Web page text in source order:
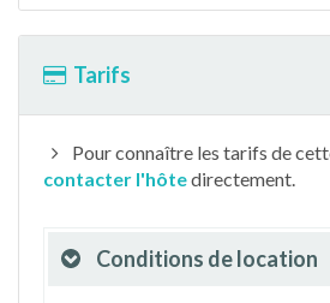
Tarifs
Pour connaître les tarifs de
contacter l'hôtedirectement.
Conditions de location